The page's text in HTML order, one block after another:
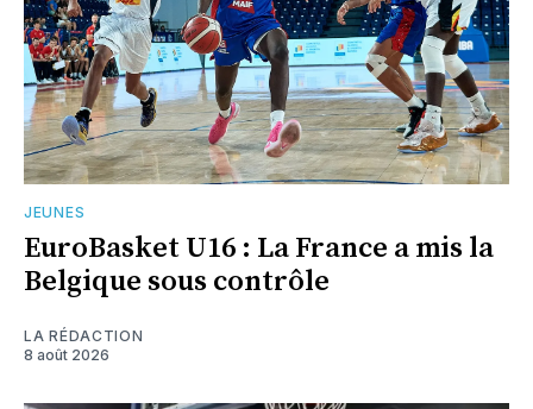
JEUNES
EuroBasket U16 : La France a mis la
Belgique sous contrôle
LA RÉDACTION
8 août 2026